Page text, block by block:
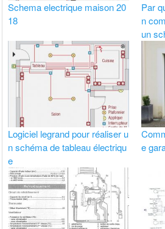
Schema electrique maison 20
18
Par
n
un
Logiciel legrand pour réaliser u
n schéma de tableau électriqu
e
e